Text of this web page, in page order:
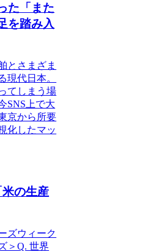
た「また
を踏み入
とさまざま
現代日本。
てしまう場
SNS上で大
京から所要
化したマッ
米の生産
ズウィーク
＞Q. 世界